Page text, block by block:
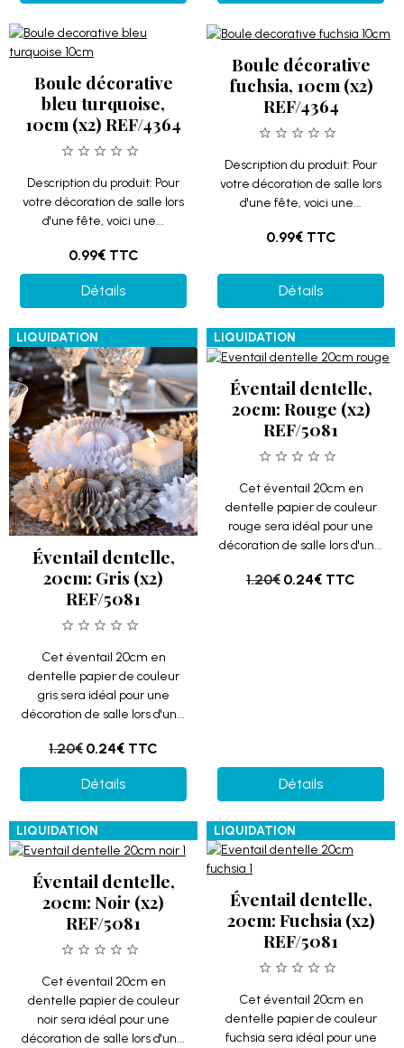
Boule décorative
bleu turquoise,
10cm (x2) REF/4364
Description du produit: Pour
votre décoration de salle lors
d'une fête, voici une...
0.99€ TTC
Détails
Boule décorative
fuchsia, 10cm (x2)
REF/4364
Description du produit: Pour
votre décoration de salle lors
d'une fête, voici une...
0.99€ TTC
Détails
LIQUIDATION
Éventail dentelle,
20cm: Gris (x2)
REF/5081
Cet éventail 20cm en
dentelle papier de couleur
gris sera idéal pour une
décoration de salle lors d'un...
1.20€ 0.24€ TTC
Détails
LIQUIDATION
Éventail dentelle,
20cm: Rouge (x2)
REF/5081
Cet éventail 20cm en
dentelle papier de couleur
rouge sera idéal pour une
décoration de salle lors d'un...
1.20€ 0.24€ TTC
Détails
LIQUIDATION
Éventail dentelle,
20cm: Noir (x2)
REF/5081
Cet éventail 20cm en
dentelle papier de couleur
noir sera idéal pour une
décoration de salle lors d'un...
LIQUIDATION
Éventail dentelle,
20cm: Fuchsia (x2)
REF/5081
Cet éventail 20cm en
dentelle papier de couleur
fuchsia sera idéal pour une